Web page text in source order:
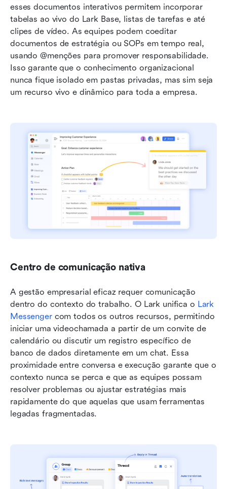
esses documentos interativos permitem incorporar
tabelas ao vivo do Lark Base, listas de tarefas e até
clipes de vídeo. As equipes podem coeditar
documentos de estratégia ou SOPs em tempo real,
usando @menções para promover responsabilidade.
Isso garante que o conhecimento organizacional
nunca fique isolado em pastas privadas, mas sim seja
um recurso vivo e dinâmico para toda a empresa.
Centro de comunicação nativa
A gestão empresarial eficaz requer comunicação
dentro do contexto do trabalho. O Lark unifica o Lark
Messenger com todos os outros recursos, permitindo
iniciar uma videochamada a partir de um convite de
calendário ou discutir um registro específico de
banco de dados diretamente em um chat. Essa
proximidade entre conversa e execução garante que o
contexto nunca se perca e que as equipes possam
resolver problemas ou ajustar estratégias mais
rapidamente do que aquelas que usam ferramentas
legadas fragmentadas.